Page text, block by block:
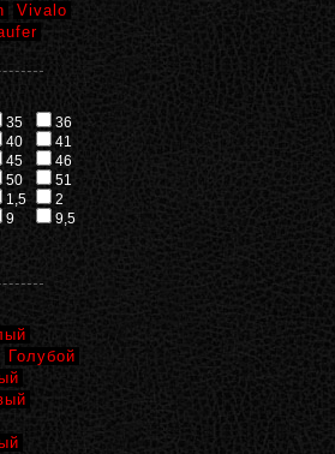
Vivalo
35
36
40
41
45
46
50
51
1,5
2
9
9,5
Голубой